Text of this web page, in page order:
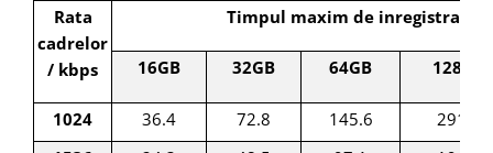
Rata
cadrelor
/ kbps
Timpul maxim de inregistrare
16GB 32GB 64GB 128GB
1024 36.4 72.8 145.6
291.3